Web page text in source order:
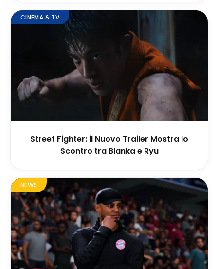
CINEMA & TV
Street Fighter: il Nuovo Trailer Mostra lo
Scontro tra Blanka e Ryu
NEWS